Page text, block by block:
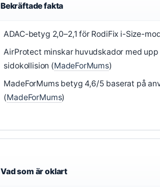
Bekräftade fakta
ADAC-betyg 2,0–2,1 för RodiFix i-Size-
AirProtect minskar huvudskador med
sidokollision (MadeForMums)
MadeForMums betyg 4,6/5 baserat på
(MadeForMums)
Vad som är oklart